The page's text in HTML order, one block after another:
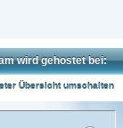
wird gehostet bei:
Übersicht umschalten